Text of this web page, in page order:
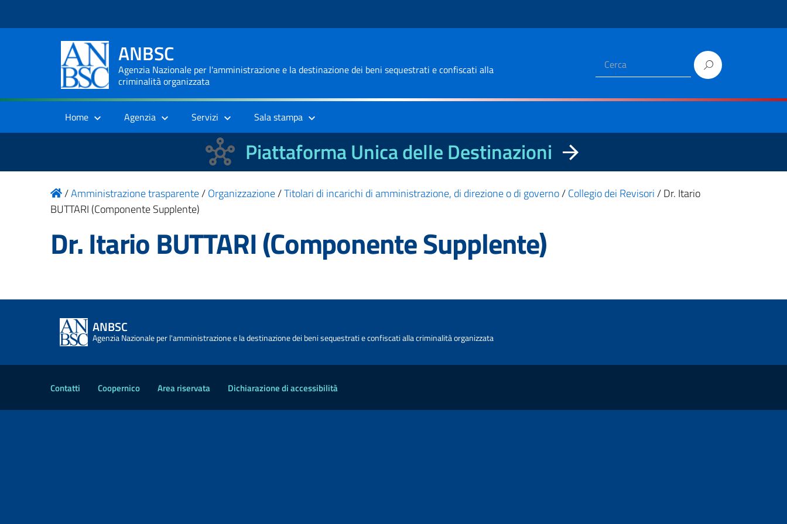
ANBSC
Agenzia Nazionale per l'amministrazione e la destinazione dei beni sequestrati e confiscati alla
criminalità organizzata
Home Agenzia Servizi Sala stampa
Piattaforma Unica delle Destinazioni
/Amministrazione trasparente/Organizzazione/Titolari di incarichi di amministrazione, di direzione o di governo/Collegio dei Revisori/Dr. Itario
BUTTARI (Componente Supplente)
Dr. Itario BUTTARI (Componente Supplente)
ANBSC
Agenzia Nazionale per l'amministrazione e la destinazione dei beni sequestrati e confiscati alla criminalità organizzata
Contatti Coopernico Area riservata Dichiarazione di accessibilità